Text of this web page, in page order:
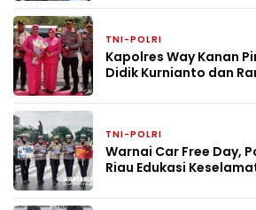
TNI-POLRI
Kapolres Way Kanan
Didik Kurnianto dan
TNI-POLRI
Warnai Car Free Day,
Riau Edukasi